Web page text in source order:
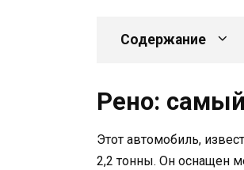
Содержание
Рено:
Этот автомобиль,
2,2 тонны. Он оснащен